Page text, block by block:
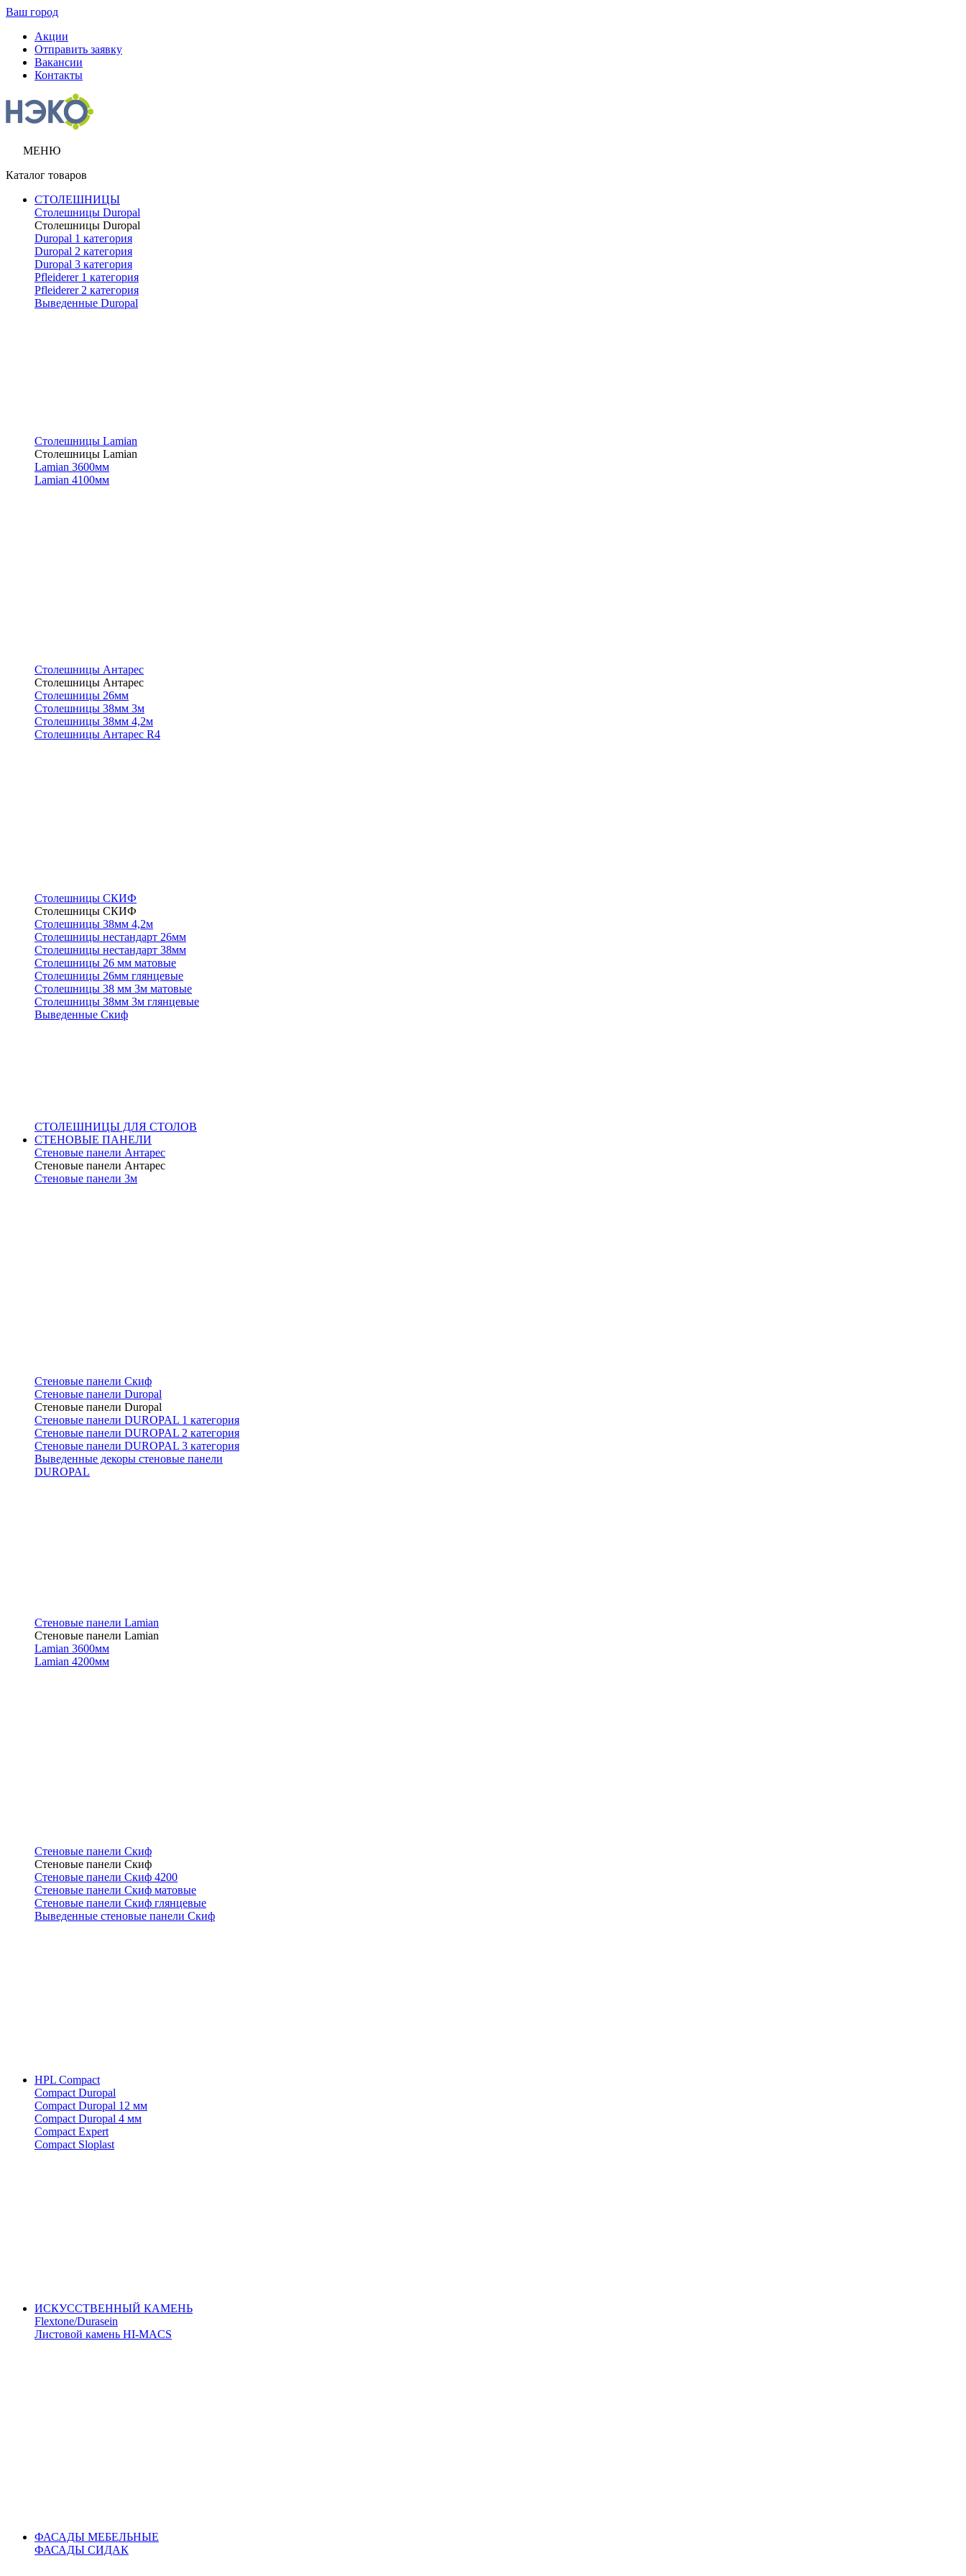
Ваш город
Акции
Отправить заявку
Вакансии
Контакты
МЕНЮ
Каталог товаров
СТОЛЕШНИЦЫ
Столешницы Duropal
Столешницы Duropal
Duropal 1 категория
Duropal 2 категория
Duropal 3 категория
Pfleiderer 1 категория
Pfleiderer 2 категория
Выведенные Duropal
Столешницы Lamian
Столешницы Lamian
Lamian 3600мм
Lamian 4100мм
Столешницы Антарес
Столешницы Антарес
Столешницы 26мм
Столешницы 38мм 3м
Столешницы 38мм 4,2м
Столешницы Антарес R4
Столешницы СКИФ
Столешницы СКИФ
Столешницы 38мм 4,2м
Столешницы нестандарт 26мм
Столешницы нестандарт 38мм
Столешницы 26 мм матовые
Столешницы 26мм глянцевые
Столешницы 38 мм 3м матовые
Столешницы 38мм 3м глянцевые
Выведенные Скиф
СТОЛЕШНИЦЫ ДЛЯ СТОЛОВ
СТЕНОВЫЕ ПАНЕЛИ
Стеновые панели Антарес
Стеновые панели Антарес
Стеновые панели 3м
Стеновые панели Скиф
Стеновые панели Duropal
Стеновые панели Duropal
Стеновые панели DUROPAL 1 категория
Стеновые панели DUROPAL 2 категория
Стеновые панели DUROPAL 3 категория
Выведенные декоры стеновые панели
DUROPAL
Стеновые панели Lamian
Стеновые панели Lamian
Lamian 3600мм
Lamian 4200мм
Стеновые панели Скиф
Стеновые панели Скиф
Стеновые панели Скиф 4200
Стеновые панели Скиф матовые
Стеновые панели Скиф глянцевые
Выведенные стеновые панели Скиф
HPL Compact
Compact Duropal
Compact Duropal 12 мм
Compact Duropal 4 мм
Compact Expert
Compact Sloplast
ИСКУССТВЕННЫЙ КАМЕНЬ
Flextone/Durasein
Листовой камень HI-MACS
ФАСАДЫ МЕБЕЛЬНЫЕ
ФАСАДЫ СИДАК